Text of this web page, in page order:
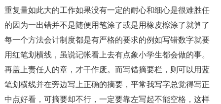
重复量如此大的工作如果没有一定的耐心和细心是很难胜任
的因为一出错并不是随便用笔涂了或是用橡皮檫涂了就算了
每一个方法会计制度都是有严格的要求的例如写错数字就要
用红笔划横线，虽说记帐看上去有点象小学生都会做的事。
再盖上责任人的章，才干作废。而写错摘要栏，则可以用蓝
笔划横线并在旁边写上正确的摘要，平常我写字总觉得写正
中点好看，可摘要却不行，一定要靠左写起不能空格，这样